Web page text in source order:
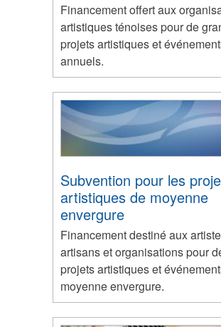
Financement offert aux
artistiques ténoises pour de
projets artistiques et
annuels.
Subvention pour les
artistiques de moyenne
envergure
Financement destiné aux
artisans et organisations pour
projets artistiques et
moyenne envergure.